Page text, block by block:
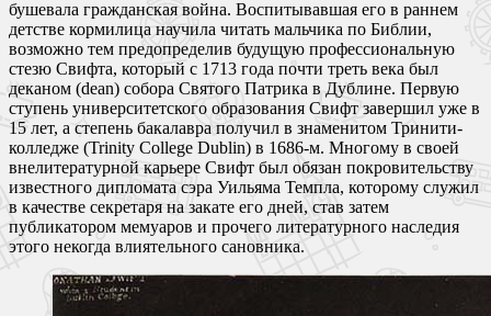
бушевала гражданская война. Воспитывавшая его в раннем
детстве кормилица научила читать мальчика по Библии,
возможно тем предопределив будущую профессиональную
стезю Свифта, который с 1713 года почти треть века был
деканом (dean) собора Святого Патрика в Дублине. Первую
ступень университетского образования Свифт завершил уже в
15 лет, а степень бакалавра получил в знаменитом Тринити-
колледже (Trinity College Dublin) в 1686-м. Многому в своей
внелитературной карьере Свифт был обязан покровительству
известного дипломата сэра Уильяма Темпла, которому служил
в качестве секретаря на закате его дней, став затем
публикатором мемуаров и прочего литературного наследия
этого некогда влиятельного сановника.